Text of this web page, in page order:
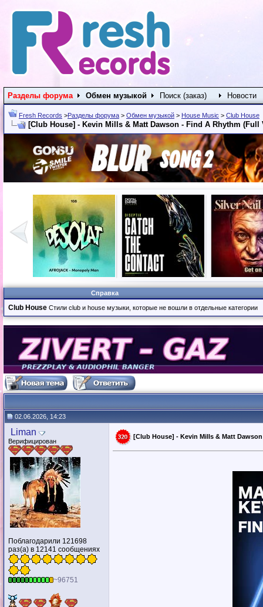
Разделы форума Обмен музыкой Поиск (заказ) Новости
Fresh Records >Разделы форума > Обмен музыкой > House Music > Club House
[Club House] - Kevin Mills & Matt Dawson - Find A Rhythm (Full
Справка
Club House Стили club и house музыки, которые не вошли в отдельные категории
02.06.2026, 14:23
Liman
Верифицирован
Поблагодарили 121698
раз(а) в 12141 сообщениях
~96751
[Club House] - Kevin Mills & Matt